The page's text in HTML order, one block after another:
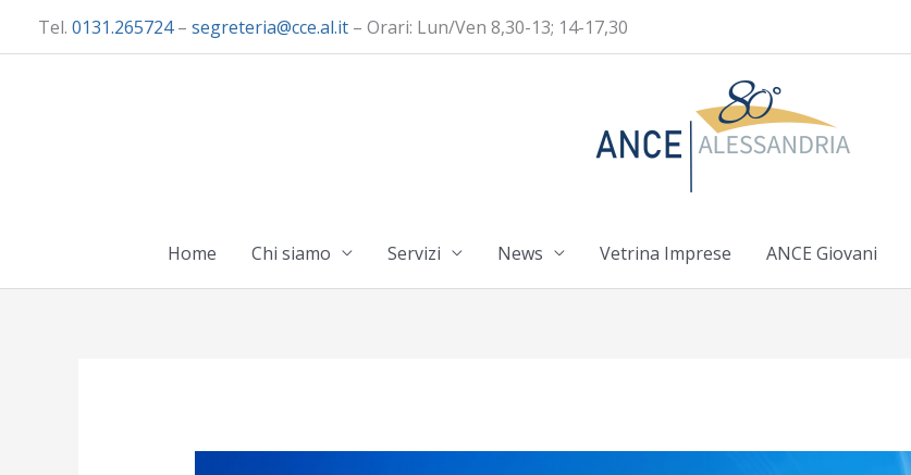
Tel. 0131.265724– segreteria@cce.al.it – Orari: Lun/Ven 8,30-13; 14-17,30
Home Chi siamo Servizi News Vetrina Imprese ANCE Giovani